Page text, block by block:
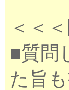
＜＜
■質問
た旨